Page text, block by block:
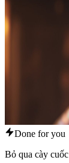
Done for you
Bỏ qua cày cuốc